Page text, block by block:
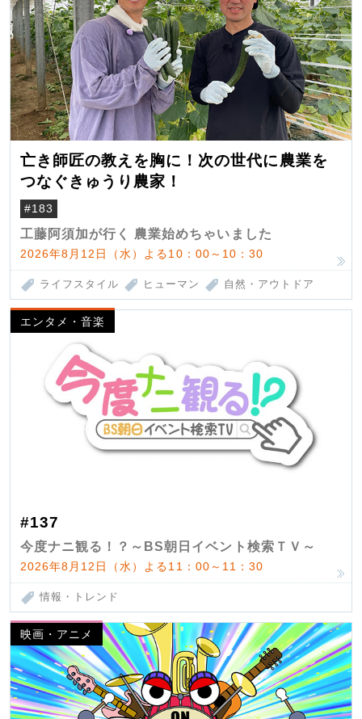
亡き師匠の教えを胸に！次の世代に農業を
つなぐきゅうり農家！
#183
工藤阿須加が行く 農業始めちゃいました
2026年8月12日（水）よる10：00～10：30
ライフスタイル ヒューマン 自然・アウトドア
エンタメ・音楽
#137
今度ナニ観る！？～BS朝日イベント検索ＴＶ～
2026年8月12日（水）よる11：00～11：30
情報・トレンド
映画・アニメ